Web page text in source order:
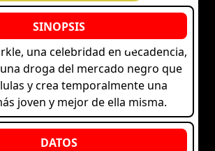
una celebridad en decadencia,
droga del mercado negro que
y crea temporalmente una
joven y mejor de ella misma.